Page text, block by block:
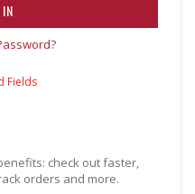
check out faster,
orders and more.